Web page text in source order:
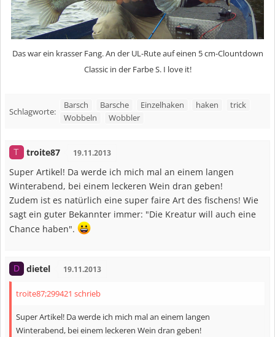
Das war ein krasser Fang. An der UL-Rute auf einen 5 cm-Clountdown
Classic in der Farbe S. I love it!
Schlagworte:
Barsch Barsche Einzelhaken haken
trick
Wobbeln
Wobbler
T troite87 19.11.2013
Super Artikel! Da werde ich mich mal an einem langen
Winterabend, bei einem leckeren Wein dran geben!
Zudem ist es natürlich eine super faire Art des fischens! Wie
sagt ein guter Bekannter immer: "Die Kreatur will auch eine
Chance haben".
D dietel 19.11.2013
troite87;299421 schrieb
Super Artikel! Da werde ich mich mal an einem langen
Winterabend, bei einem leckeren Wein dran geben!